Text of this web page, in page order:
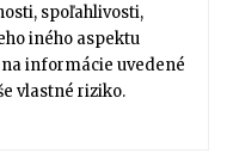
spoľahlivosti,
iného aspektu
informácie uvedené
vlastné riziko.